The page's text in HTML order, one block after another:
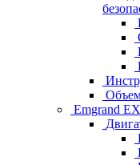
Emgrand